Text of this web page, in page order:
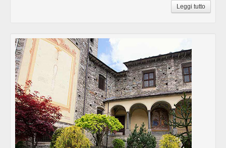
Leggi tutto